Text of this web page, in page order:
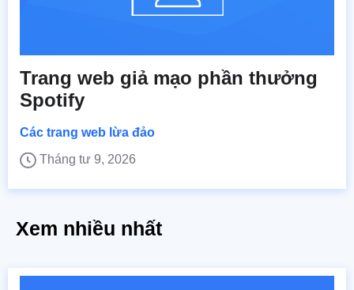
Trang web giả mạo phần thưởng
Spotify
Các trang web lừa đảo
Tháng tư 9, 2026
Xem nhiều nhất